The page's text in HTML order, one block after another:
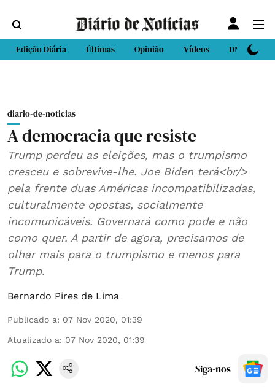
Edição Diária Últimas Opinião Vídeos DN Sport
diario-de-noticias
A democracia que resiste
Trump perdeu as eleições, mas o trumpismo
cresceu e sobrevive-lhe. Joe Biden terá<br/>
pela frente duas Américas incompatibilizadas,
culturalmente opostas, socialmente
incomunicáveis. Governará como pode e não
como quer. A partir de agora, precisamos de
olhar mais para o trumpismo e menos para
Trump.
Bernardo Pires de Lima
Publicado a: 07 Nov 2020, 01:39
Atualizado a: 07 Nov 2020, 01:39
Siga-nos